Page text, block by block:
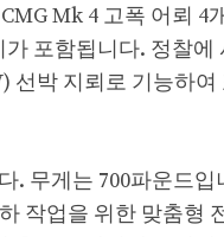
Mk 4 고폭 어뢰 4
포함됩니다. 정찰
선박 지뢰로 기능하
. 무게는 700파운드
작업을 위한 맞춤형